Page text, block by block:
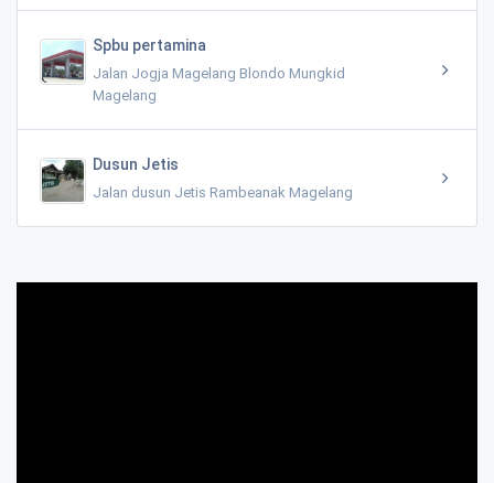
Spbu pertamina
Jalan Jogja Magelang Blondo Mungkid
Magelang
Dusun Jetis
Jalan dusun Jetis Rambeanak Magelang